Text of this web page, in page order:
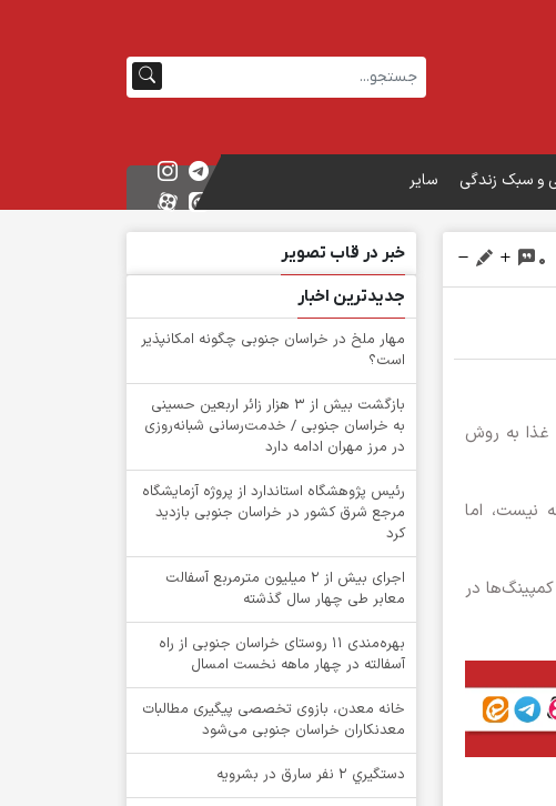
و سبک زندگی سایر
0
غذا به روش
نیست، اما
در
خبر در قاب تصویر
جدیدترین اخبار
‌مهار ملخ در خراسان جنوبی چگونه امکانپذیر
است؟
بازگشت بیش از ۳ هزار زائر اربعین حسینی
به خراسان جنوبی / خدمت‌رسانی شبانه‌روزی
در مرز مهران ادامه دارد
رئیس پژوهشگاه استاندارد از پروژه آزمایشگاه
مرجع شرق کشور در خراسان جنوبی بازدید
کرد
اجرای بیش از ۲ میلیون مترمربع آسفالت
معابر طی چهار سال گذشته
بهره‌مندی ۱۱ روستای خراسان جنوبی از راه
آسفالته در چهار ماهه نخست امسال
خانه معدن، بازوی تخصصی پیگیری مطالبات
معدنکاران خراسان جنوبی می‌شود
دستگيري 2 نفر سارق در بشرويه